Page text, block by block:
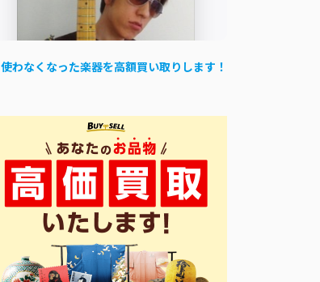
使わなくなった楽器を高額買い取りします！